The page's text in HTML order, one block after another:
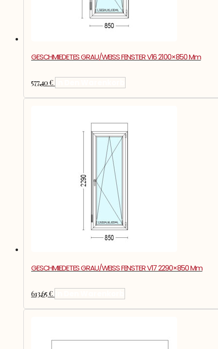
GESCHMIEDETES GRAU/WEISS FENSTER V16 2100×850 Mm
577,40€
GESCHMIEDETES GRAU/WEISS FENSTER V17 2290×850 Mm
613,65€